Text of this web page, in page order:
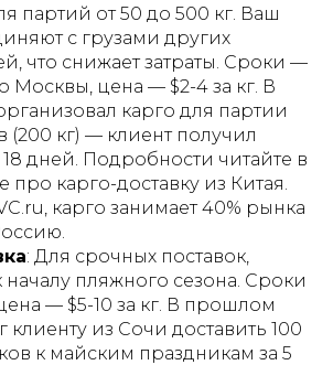
партий от 50 до 500 кг. Ваш
с грузами других
что снижает затраты. Сроки —
Москвы, цена — $2-4 за кг. В
карго для партии
(200 кг) — клиент получил
дней. Подробности читайте в
про карго-доставку из Китая.
карго занимает 40% рынка
: Для срочных поставок,
пляжного сезона. Сроки
— $5-10 за кг. В прошлом
клиенту из Сочи доставить 100
к майским праздникам за 5